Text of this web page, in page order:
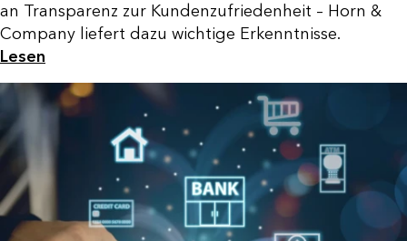
an Transparenz zur Kundenzufriedenheit – Horn &
Company liefert dazu wichtige Erkenntnisse.
Lesen